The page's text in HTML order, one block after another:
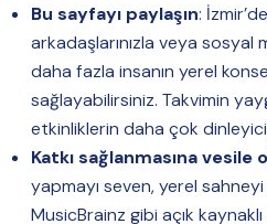
Bu sayfayı paylaşın:
arkadaşlarınızla veya sosyal
daha fazla insanın yerel
sağlayabilirsiniz. Takvimin
etkinliklerin daha çok
Katkı sağlanmasına vesile
yapmayı seven, yerel
MusicBrainz gibi açık